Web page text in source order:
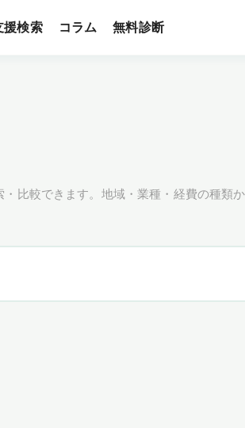
援検索 コラム 無料診断
比較できます。地域・業種・経費の種類